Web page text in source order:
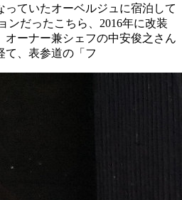
っていたオーベルジュに宿泊して
ンだったこちら、2016年に改装
オーナー兼シェフの中安俊之さん
て、表参道の「フ